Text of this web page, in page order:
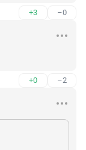
+3 –0
+0 –2